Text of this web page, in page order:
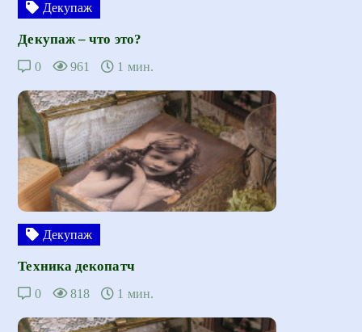
Декупаж
Декупаж – что это?
0 961 1 мин.
Декупаж
Техника декопатч
0 818 1 мин.